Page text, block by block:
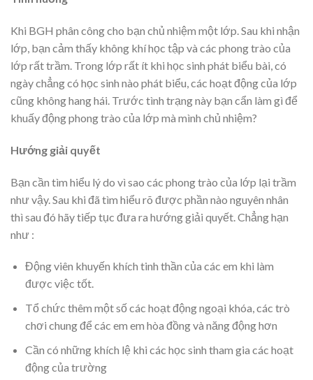
Khi BGH phân công cho bạn chủ nhiệm một lớp. Sau khi nhận
lớp, bạn cảm thấy không khí học tập và các phong trào của
lớp rất trầm. Trong lớp rất ít khi học sinh phát biểu bài, có
ngày chẳng có học sinh nào phát biểu, các hoạt động của lớp
cũng không hang hái. Trước tình trạng này bạn cẩn làm gì để
khuấy động phong trào của lớp mà mình chủ nhiệm?
Hướng giải quyết
Bạn cần tìm hiểu lý do vì sao các phong trào của lớp lại trầm
như vậy. Sau khi đã tìm hiểu rõ được phần nào nguyên nhân
thì sau đó hãy tiếp tục đưa ra hướng giải quyết. Chẳng hạn
như :
Động viên khuyến khích tinh thần của các em khi làm
được việc tốt.
Tổ chức thêm một số các hoạt động ngoại khóa, các trò
chơi chung để các em em hòa đồng và năng động hơn
Cần có những khích lệ khi các học sinh tham gia các hoạt
động của trường